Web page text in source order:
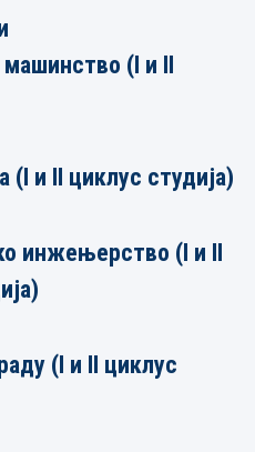
машинство (I и II
(I и II циклус студија)
инжењерство (I и II
(I и II циклус